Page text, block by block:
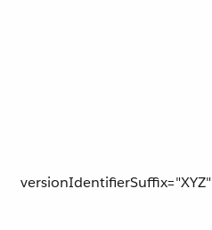
versionIdentifierSuffix="XYZ"